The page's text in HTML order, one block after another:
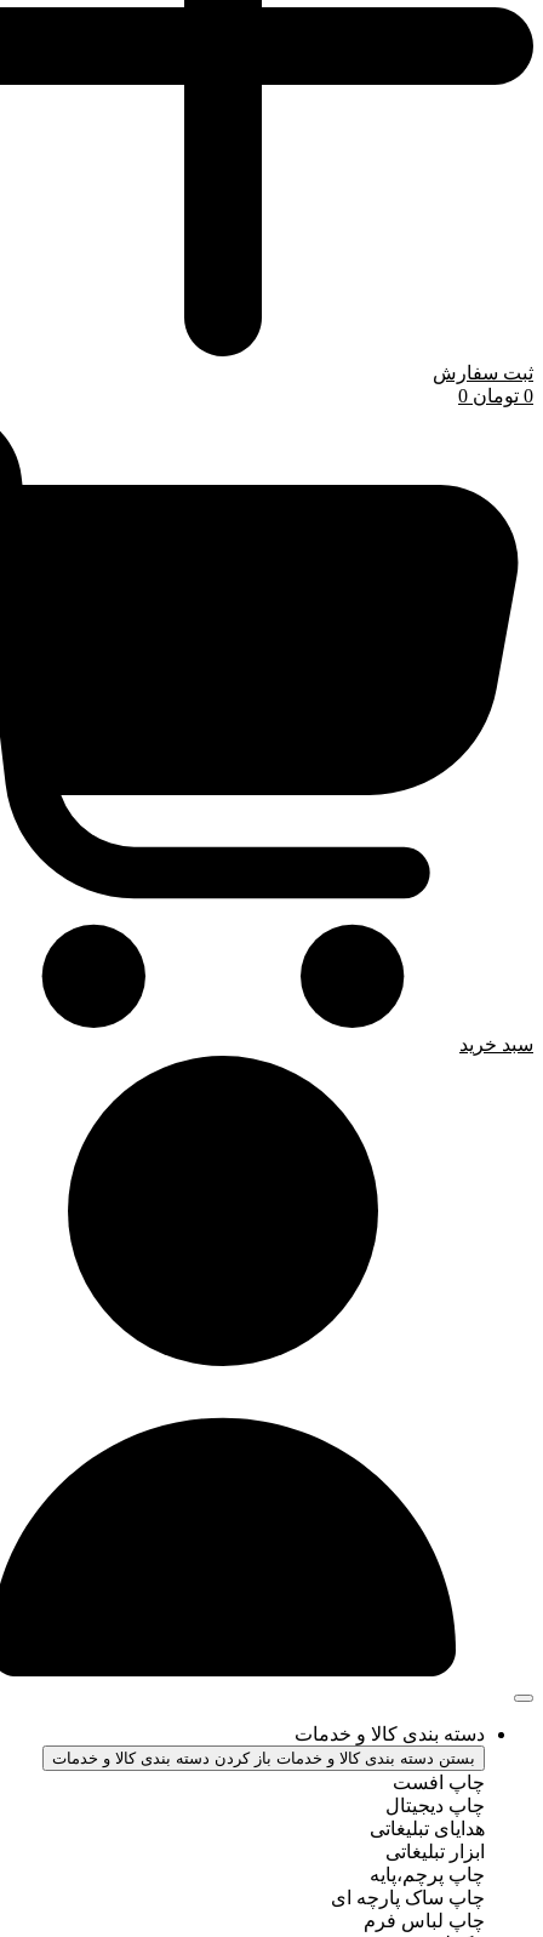
کالا و خدمات
بندی کالا و خدمات باز کردن دسته بندی کالا و خدمات
پارچه ای
فرم